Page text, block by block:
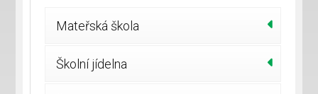
Mateřská škola
Školní jídelna